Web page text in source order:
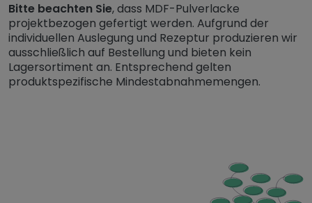
Bitte beachten Sie, dass MDF-Pulverlacke
projektbezogen gefertigt werden. Aufgrund der
individuellen Auslegung und Rezeptur produzieren wir
ausschließlich auf Bestellung und bieten kein
Lagersortiment an. Entsprechend gelten
produktspezifische Mindestabnahmemengen.